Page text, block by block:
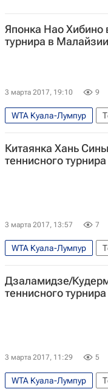
Японка Нао Хибино
турнира в Малайзии
3 марта 2017, 19:10 9
WTA Куала-Лумпур
Лесли Керкхове
Китаянка Хань
теннисного
3 марта 2017, 13:57 7
WTA Куала-Лумпур
Хань Синьюнь
Дзаламидзе/
теннисного
3 марта 2017, 11:29 5
WTA Куала-Лумпур